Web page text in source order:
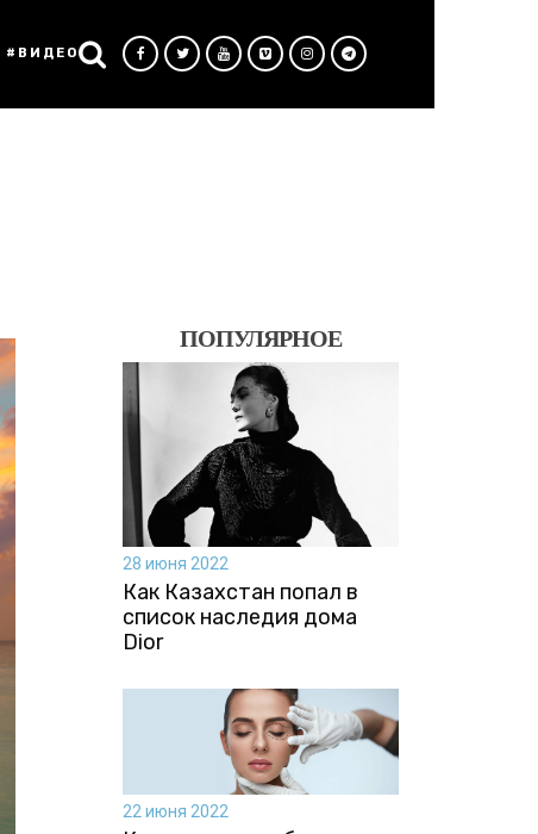
#ВИДЕО
ПОПУЛЯРНОЕ
28 июня 2022
Как Казахстан попал в
список наследия дома
Dior
22 июня 2022